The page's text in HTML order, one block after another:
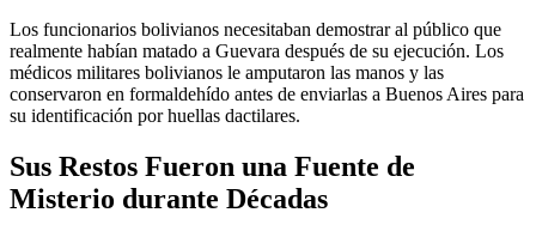
Los funcionarios bolivianos necesitaban demostrar al público que
realmente habían matado a Guevara después de su ejecución. Los
médicos militares bolivianos le amputaron las manos y las
conservaron en formaldehído antes de enviarlas a Buenos Aires para
su identificación por huellas dactilares.
Sus Restos Fueron una Fuente de
Misterio durante Décadas